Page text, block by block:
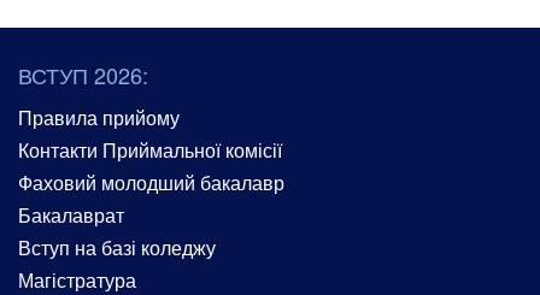
ВСТУП 2026:
Правила прийому
Контакти Приймальної комісії
Фаховий молодший бакалавр
Бакалаврат
Вступ на базі коледжу
Магістратура